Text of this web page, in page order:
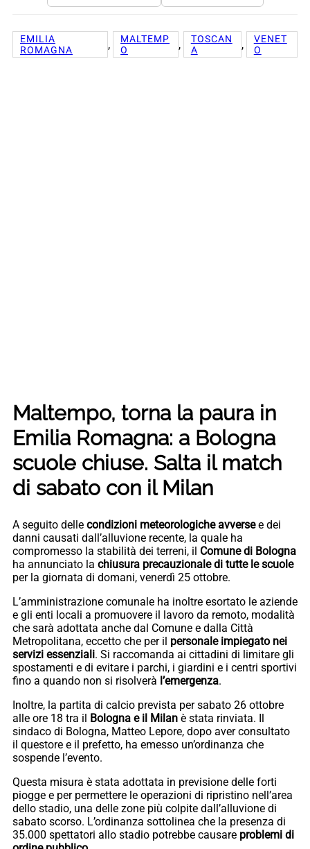
EMILIA
ROMAGNA
,
MALTEMP
O
,
TOSCAN
A
,
VENET
O
Maltempo, torna la paura in
Emilia Romagna: a Bologna
scuole chiuse. Salta il match
di sabato con il Milan
A seguito delle condizioni meteorologiche avversee dei
danni causati dall’alluvione recente, la quale ha
compromesso la stabilità dei terreni, il Comune di Bologna
ha annunciato la chiusura precauzionale di tutte le scuole
per la giornata di domani, venerdì 25 ottobre.
L’amministrazione comunale ha inoltre esortato le aziende
e gli enti locali a promuovere il lavoro da remoto, modalità
che sarà adottata anche dal Comune e dalla Città
Metropolitana, eccetto che per il personale impiegato nei
servizi essenziali. Si raccomanda ai cittadini di limitare gli
spostamenti e di evitare i parchi, i giardini e i centri sportivi
fino a quando non si risolverà l’emergenza.
Inoltre, la partita di calcio prevista per sabato 26 ottobre
alle ore 18 tra il Bologna e il Milan è stata rinviata. Il
sindaco di Bologna, Matteo Lepore, dopo aver consultato
il questore e il prefetto, ha emesso un’ordinanza che
sospende l’evento.
Questa misura è stata adottata in previsione delle forti
piogge e per permettere le operazioni di ripristino nell’area
dello stadio, una delle zone più colpite dall’alluvione di
sabato scorso. L’ordinanza sottolinea che la presenza di
35.000 spettatori allo stadio potrebbe causare problemi di